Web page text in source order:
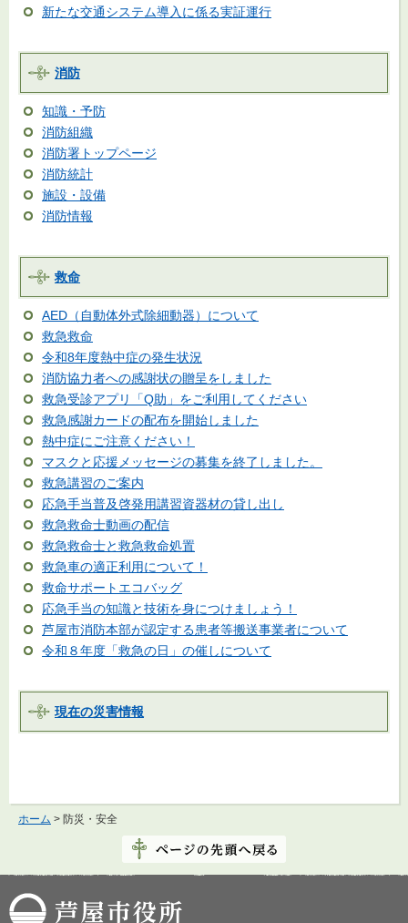
新たな交通システム導入に係る実証運行
消防
知識・予防
消防組織
消防署トップページ
消防統計
施設・設備
消防情報
救命
AED（自動体外式除細動器）について
救急救命
令和8年度熱中症の発生状況
消防協力者への感謝状の贈呈をしました
救急受診アプリ「Q助」をご利用してください
救急感謝カードの配布を開始しました
熱中症にご注意ください！
マスクと応援メッセージの募集を終了しました。
救急講習のご案内
応急手当普及啓発用講習資器材の貸し出し
救急救命士動画の配信
救急救命士と救急救命処置
救急車の適正利用について！
救命サポートエコバッグ
応急手当の知識と技術を身につけましょう！
芦屋市消防本部が認定する患者等搬送事業者について
令和８年度「救急の日」の催しについて
現在の災害情報
ホーム > 防災・安全
芦屋市役所